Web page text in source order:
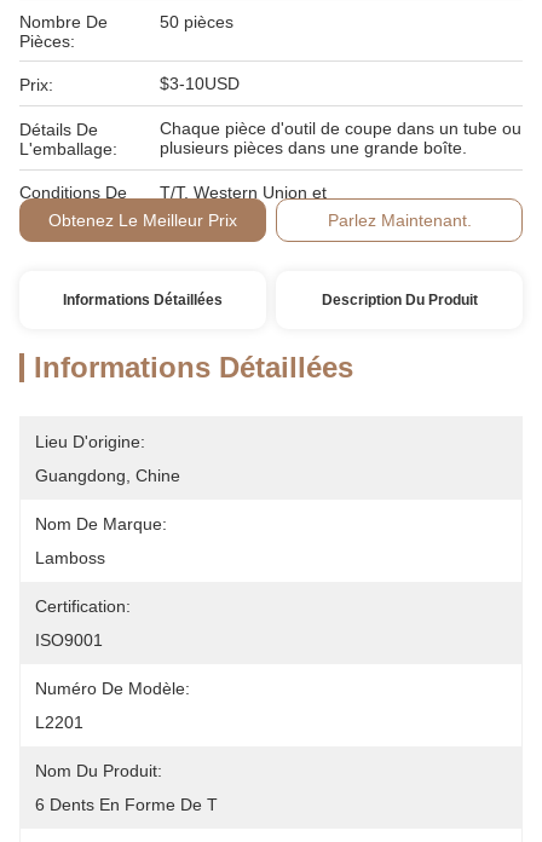
Nombre De
Pièces:
50 pièces
Prix: $3-10USD
Détails De
L'emballage:
Chaque pièce d'outil de coupe dans un tube ou
plusieurs pièces dans une grande boîte.
Conditions De
Paiement:
T/T, Western Union et
Obtenez Le Meilleur Prix
Parlez Maintenant.
Informations Détaillées Description Du Produit
Informations Détaillées
Lieu D'origine:
Guangdong, Chine
Nom De Marque:
Lamboss
Certification:
ISO9001
Numéro De Modèle:
L2201
Nom Du Produit:
6 Dents En Forme De T